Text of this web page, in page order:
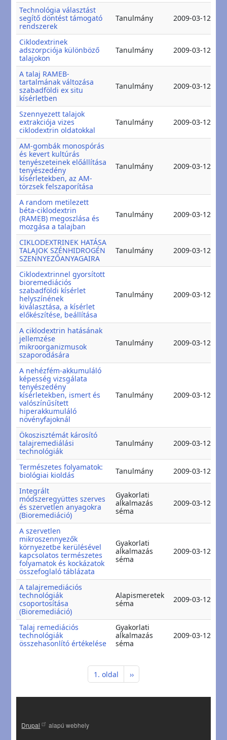
Technológia választást
segítő döntést támogató
rendszerek
Tanulmány 2009-03-12
Ciklodextrinek
adszorpciója különböző
talajokon
Tanulmány 2009-03-12
A talaj RAMEB-
tartalmának változása
szabadföldi ex situ
kísérletben
Tanulmány 2009-03-12
Szennyezett talajok
extrakciója vizes
ciklodextrin oldatokkal
Tanulmány 2009-03-12
AM-gombák monospórás
és kevert kultúrás
tenyészeteinek előállítása
tenyészedény
kísérletekben, az AM-
törzsek felszaporítása
Tanulmány 2009-03-12
A random metilezett
béta-ciklodextrin
(RAMEB) megoszlása és
mozgása a talajban
Tanulmány 2009-03-12
CIKLODEXTRINEK HATÁSA
TALAJOK SZÉNHIDROGÉN
SZENNYEZŐANYAGAIRA
Tanulmány 2009-03-12
Ciklodextrinnel gyorsított
bioremediációs
szabadföldi kísérlet
helyszínének
kiválasztása, a kísérlet
előkészítése, beállítása
Tanulmány 2009-03-12
A ciklodextrin hatásának
jellemzése
mikroorganizmusok
szaporodására
Tanulmány 2009-03-12
A nehézfém-akkumuláló
képesség vizsgálata
tenyészedény
kísérletekben, ismert és
valószínűsített
hiperakkumuláló
növényfajoknál
Tanulmány 2009-03-12
Ökoszisztémát károsító
talajremediálási
technológiák
Tanulmány 2009-03-12
Természetes folyamatok:
biológiai kioldás
Tanulmány 2009-03-12
Integrált
módszeregyüttes szerves
és szervetlen anyagokra
(Bioremediáció)
Gyakorlati
alkalmazás
séma
2009-03-12
A szervetlen
mikroszennyezők
környezetbe kerülésével
kapcsolatos természetes
folyamatok és kockázatok
összefoglaló táblázata
Gyakorlati
alkalmazás
séma
2009-03-12
A talajremediációs
technológiák
csoportosítása
(Bioremediáció)
Alapismeretek
séma
2009-03-12
Talaj remediációs
technológiák
összehasonlító értékelése
Gyakorlati
alkalmazás
séma
2009-03-12
1. oldal Következő oldal
››
Drupal alapú webhely